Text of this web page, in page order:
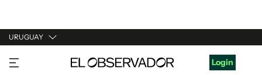
URUGUAY
URUGUAY Login